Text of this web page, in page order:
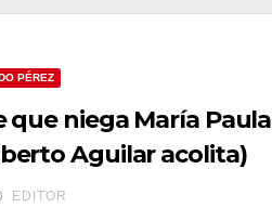
PÉREZ
que niega María Paula
Aguilar acolita)
EDITOR